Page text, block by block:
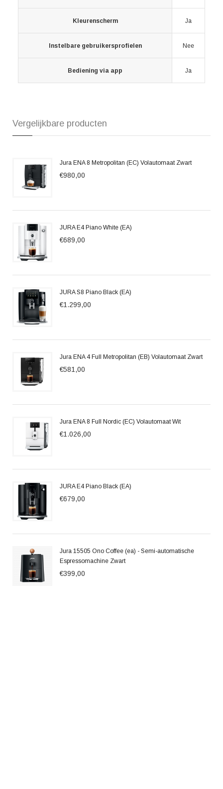
Kleurenscherm Ja
Instelbare gebruikersprofielen Nee
Bediening via app Ja
Vergelijkbare producten
Jura ENA 8 Metropolitan (EC) Volautomaat Zwart
€980,00
JURA E4 Piano White (EA)
€689,00
JURA S8 Piano Black (EA)
€1.299,00
Jura ENA 4 Full Metropolitan (EB) Volautomaat Zwart
€581,00
Jura ENA 8 Full Nordic (EC) Volautomaat Wit
€1.026,00
JURA E4 Piano Black (EA)
€679,00
Jura 15505 Ono Coffee (ea) - Semi-automatische
Espressomachine Zwart
€399,00